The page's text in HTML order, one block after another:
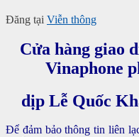
Đăng tại Viễn thông
Cửa hàng giao
Vinaphone
dịp Lễ Quốc
Để đảm bảo thông tin liên